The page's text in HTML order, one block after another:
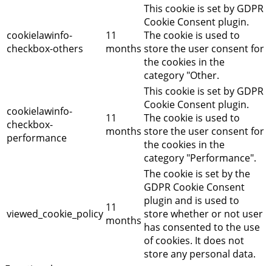
cookielawinfo-
checkbox-others
11
months
This cookie is set by GDPR
Cookie Consent plugin.
The cookie is used to
store the user consent for
the cookies in the
category "Other.
cookielawinfo-
checkbox-
performance
11
months
This cookie is set by GDPR
Cookie Consent plugin.
The cookie is used to
store the user consent for
the cookies in the
category "Performance".
viewed_cookie_policy 11
months
The cookie is set by the
GDPR Cookie Consent
plugin and is used to
store whether or not user
has consented to the use
of cookies. It does not
store any personal data.